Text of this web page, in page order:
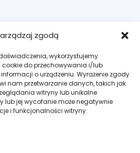
zgodą
wykorzystujemy
cookie do przechowywania i/lub
o urządzeniu. Wyrażenie zgody
nam przetwarzanie danych, takich jak
witryny lub unikalne
lub jej wycofanie może negatywnie
i funkcjonalności witryny.
Kielce
502
– tylko po umówieniu spotkania